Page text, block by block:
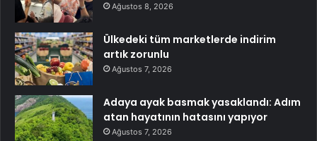
Ağustos 8, 2026
Ülkedeki tüm marketlerde indirim
artık zorunlu
Ağustos 7, 2026
Adaya ayak basmak yasaklandı: Adım
atan hayatının hatasını yapıyor
Ağustos 7, 2026